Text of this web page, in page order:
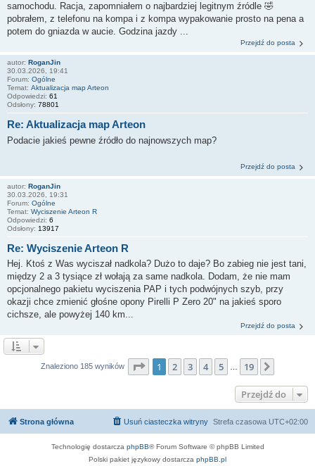
samochodu. Racja, zapomniałem o najbardziej legitnym źródle 🤣
pobrałem, z telefonu na kompa i z kompa wypakowanie prosto na pena a
potem do gniazda w aucie. Godzina jazdy ...
Przejdź do posta
autor: RoganJin
30.03.2026, 19:41
Forum: Ogólne
Temat: Aktualizacja map Arteon
Odpowiedzi: 61
Odsłony: 78801
Re: Aktualizacja map Arteon
Podacie jakieś pewne źródło do najnowszych map?
Przejdź do posta
autor: RoganJin
30.03.2026, 19:31
Forum: Ogólne
Temat: Wyciszenie Arteon R
Odpowiedzi: 6
Odsłony: 13917
Re: Wyciszenie Arteon R
Hej. Ktoś z Was wyciszał nadkola? Dużo to daje? Bo zabieg nie jest tani,
między 2 a 3 tysiące zł wołają za same nadkola. Dodam, że nie mam
opcjonalnego pakietu wyciszenia PAP i tych podwójnych szyb, przy
okazji chce zmienić głośne opony Pirelli P Zero 20" na jakieś sporo
cichsze, ale powyżej 140 km...
Przejdź do posta
Znaleziono 185 wyników Strona z19
1 2 3 4 5 19
Przejdź do
Strona główna Strefa czasowa UTC+02:00
Usuń ciasteczka witryny
Technologię dostarcza phpBB® Forum Software © phpBB Limited
Polski pakiet językowy dostarcza phpBB.pl